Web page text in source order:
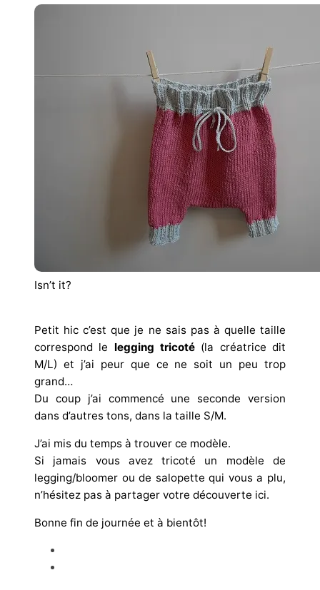
Isn’t it?
Petit hic c’est que je ne sais pas à quelle taille
correspond le legging tricoté (la créatrice dit
M/L) et j’ai peur que ce ne soit un peu trop
grand…
Du coup j’ai commencé une seconde version
dans d’autres tons, dans la taille S/M.
J’ai mis du temps à trouver ce modèle.
Si jamais vous avez tricoté un modèle de
legging/bloomer ou de salopette qui vous a plu,
n’hésitez pas à partager votre découverte ici.
Bonne fin de journée et à bientôt!